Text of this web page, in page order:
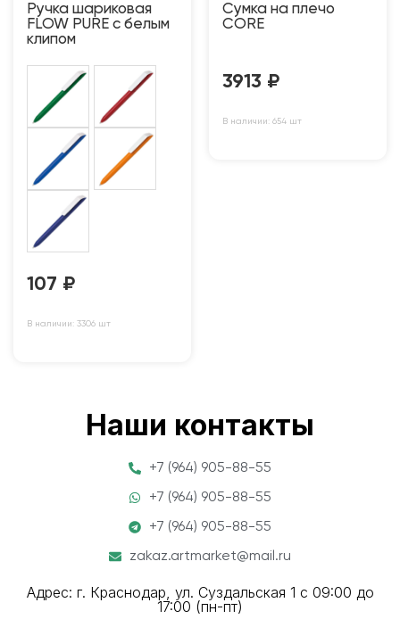
Ручка шариковая
FLOW PURE с белым
клипом
107 ₽
В наличии: 3306 шт
Сумка на плечо
CORE
3913 ₽
В наличии: 654 шт
Наши контакты
+7 (964) 905-88-55
+7 (964) 905-88-55
+7 (964) 905-88-55
zakaz.artmarket@mail.ru
Адрес: г. Краснодар, ул. Суздальская 1 с 09:00 до
17:00 (пн-пт)